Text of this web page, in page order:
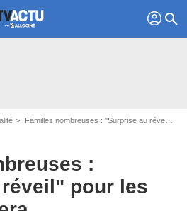
profil search
Familles nombreuses : "Surprise au réveil" pour les Van Der Auwera
:
pour les